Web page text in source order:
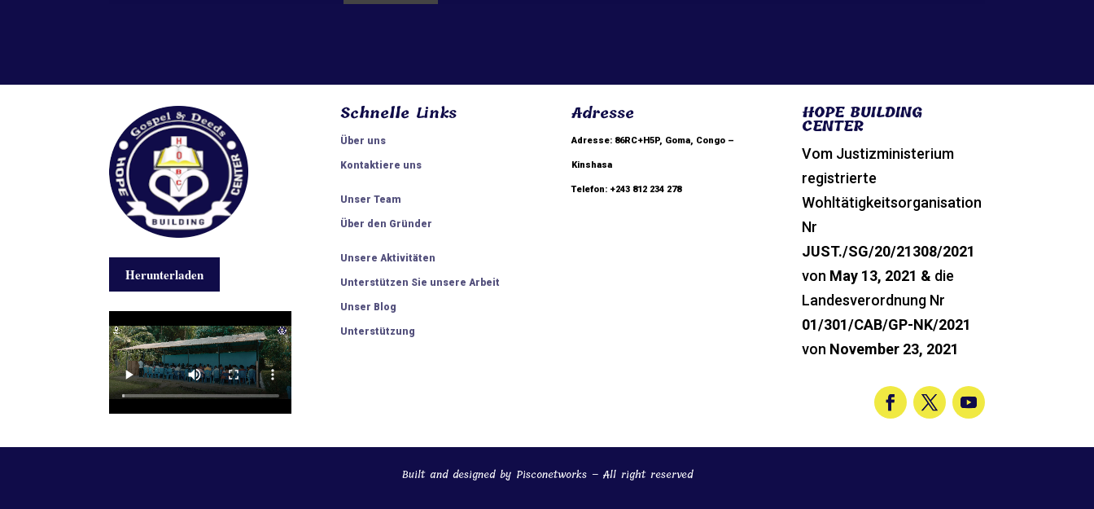
Herunterladen
Schnelle Links
Über uns
Kontaktiere uns
Unser Team
Über den Gründer
Unsere Aktivitäten
Unterstützen Sie unsere Arbeit
Unser Blog
Unterstützung
Adresse
Adresse: 86RC+H5P, Goma, Congo –
Kinshasa
Telefon: +243 812 234 278
HOPE BUILDING
CENTER
Vom Justizministerium
registrierte
Wohltätigkeitsorganisation
Nr
JUST./SG/20/21308/2021
von May 13, 2021 & die
Landesverordnung Nr
01/301/CAB/GP-NK/2021
von November 23, 2021
Built and designed by Pisconetworks – All right reserved